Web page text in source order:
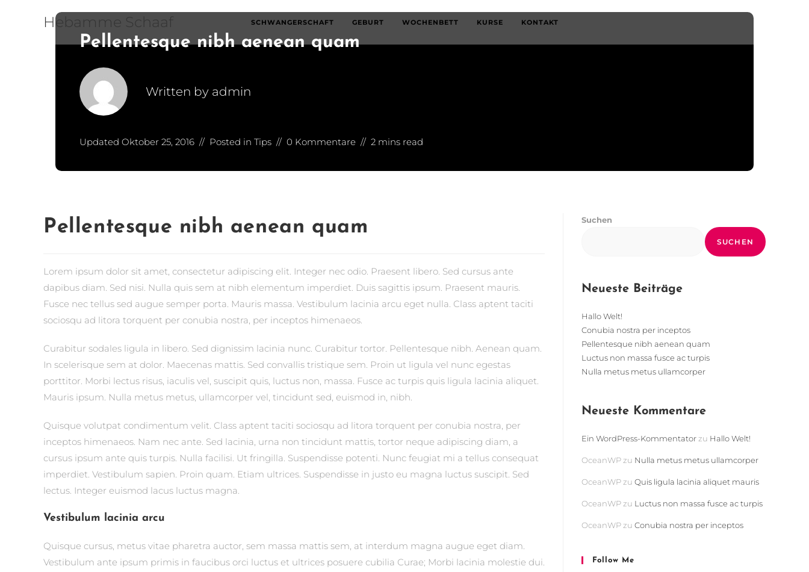
Hebamme Schaaf SCHWANGERSCHAFT GEBURT WOCHENBETT KURSE KONTAKT
Pellentesque nibh aenean quam
Written by admin
Updated Oktober 25, 2016 Posted in Tips 0 Kommentare 2 mins read
Pellentesque nibh aenean quam
Lorem ipsum dolor sit amet, consectetur adipiscing elit. Integer nec odio. Praesent libero. Sed cursus ante
dapibus diam. Sed nisi. Nulla quis sem at nibh elementum imperdiet. Duis sagittis ipsum. Praesent mauris.
Fusce nec tellus sed augue semper porta. Mauris massa. Vestibulum lacinia arcu eget nulla. Class aptent taciti
sociosqu ad litora torquent per conubia nostra, per inceptos himenaeos.
Curabitur sodales ligula in libero. Sed dignissim lacinia nunc. Curabitur tortor. Pellentesque nibh. Aenean quam.
In scelerisque sem at dolor. Maecenas mattis. Sed convallis tristique sem. Proin ut ligula vel nunc egestas
porttitor. Morbi lectus risus, iaculis vel, suscipit quis, luctus non, massa. Fusce ac turpis quis ligula lacinia aliquet.
Mauris ipsum. Nulla metus metus, ullamcorper vel, tincidunt sed, euismod in, nibh.
Quisque volutpat condimentum velit. Class aptent taciti sociosqu ad litora torquent per conubia nostra, per
inceptos himenaeos. Nam nec ante. Sed lacinia, urna non tincidunt mattis, tortor neque adipiscing diam, a
cursus ipsum ante quis turpis. Nulla facilisi. Ut fringilla. Suspendisse potenti. Nunc feugiat mi a tellus consequat
imperdiet. Vestibulum sapien. Proin quam. Etiam ultrices. Suspendisse in justo eu magna luctus suscipit. Sed
lectus. Integer euismod lacus luctus magna.
Vestibulum lacinia arcu
Quisque cursus, metus vitae pharetra auctor, sem massa mattis sem, at interdum magna augue eget diam.
Vestibulum ante ipsum primis in faucibus orci luctus et ultrices posuere cubilia Curae; Morbi lacinia molestie dui.
Suchen
SUCHEN
Neueste Beiträge
Hallo Welt!
Conubia nostra per inceptos
Pellentesque nibh aenean quam
Luctus non massa fusce ac turpis
Nulla metus metus ullamcorper
Neueste Kommentare
Ein WordPress-Kommentator zu Hallo Welt!
OceanWP zu Nulla metus metus ullamcorper
OceanWP zu Quis ligula lacinia aliquet mauris
OceanWP zu Luctus non massa fusce ac turpis
OceanWP zu Conubia nostra per inceptos
Follow Me